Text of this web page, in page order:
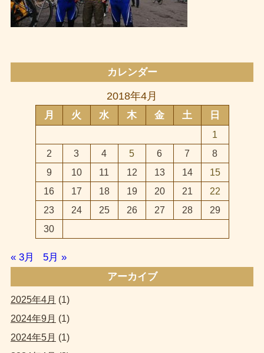
カレンダー
2018年4月
月 火 水 木 金 土 日
1
2
3 4 5 6 7
8
9
10 11 12 13 14
15
16
17 18 19 20 21
22
23
24 25 26 27 28
29
30
« 3月
5月 »
アーカイブ
2025年4月 (1)
2024年9月 (1)
2024年5月 (1)